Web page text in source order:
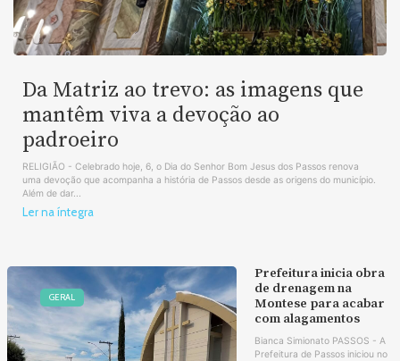
Da Matriz ao trevo: as imagens que
mantêm viva a devoção ao
padroeiro
RELIGIÃO - Celebrado hoje, 6, o Dia do Senhor Bom Jesus dos Passos renova
uma devoção que acompanha a história de Passos desde as origens do município.
Além de dar...
Ler na íntegra
GERAL
Prefeitura inicia obra
de drenagem na
Montese para acabar
com alagamentos
Bianca Simionato PASSOS - A
Prefeitura de Passos iniciou no